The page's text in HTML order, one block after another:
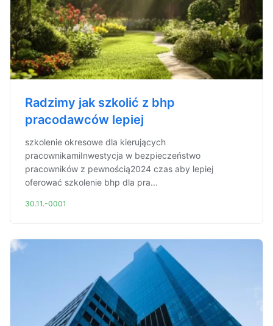
Radzimy jak szkolić z bhp
pracodawców lepiej
szkolenie okresowe dla kierujących
pracownikamiInwestycja w bezpieczeństwo
pracowników z pewnością2024 czas aby lepiej
oferować szkolenie bhp dla pra...
30.11.-0001